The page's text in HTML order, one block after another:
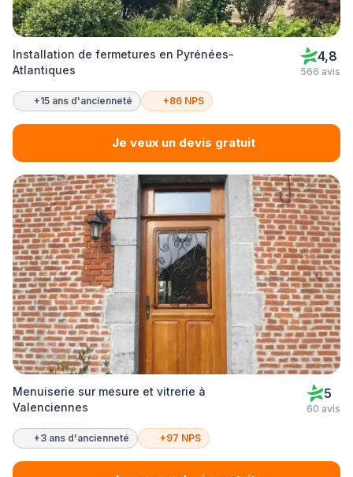
Installation de fermetures en Pyrénées-
Atlantiques
4,8
566 avis
+15 ans d'ancienneté +86 NPS
Je veux un devis gratuit
Menuiserie sur mesure et vitrerie à
Valenciennes
5
60 avis
+3 ans d'ancienneté +97 NPS